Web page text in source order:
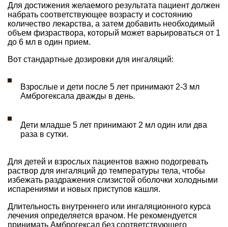
Для достижения желаемого результата пациент должен
набрать соответствующее возрасту и состоянию
количество лекарства, а затем добавить необходимый
объем физраствора, который может варьироваться от 1
до 6 мл в один прием.
Вот стандартные дозировки для ингаляций:
Взрослые и дети после 5 лет принимают 2-3 мл
Амброгексала дважды в день.
Дети младше 5 лет принимают 2 мл один или два
раза в сутки.
Для детей и взрослых пациентов важно подогревать
раствор для ингаляций до температуры тела, чтобы
избежать раздражения слизистой оболочки холодными
испарениями и новых приступов кашля.
Длительность внутреннего или ингаляционного курса
лечения определяется врачом. Не рекомендуется
принимать Амброгексал без соответствующего